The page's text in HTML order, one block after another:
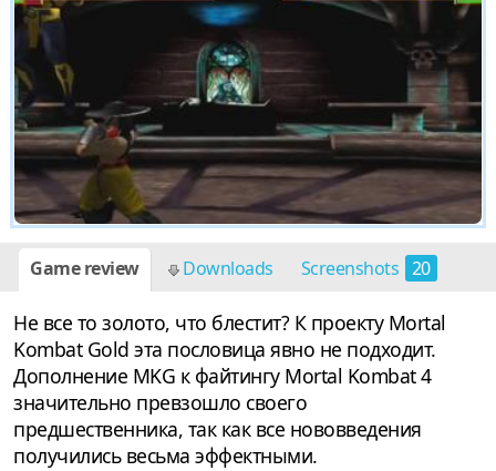
Game review Downloads Screenshots 20
Не все то золото, что блестит? К проекту Mortal
Kombat Gold эта пословица явно не подходит.
Дополнение MKG к файтингу Mortal Kombat 4
значительно превзошло своего
предшественника, так как все нововведения
получились весьма эффектными.